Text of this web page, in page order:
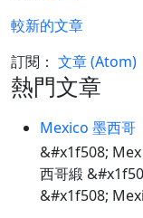
較新的文章
訂閱： 文章 (Atom)
熱門文章
Mexico 墨西哥
&#x1f508;
西哥緞
&#x1f508;